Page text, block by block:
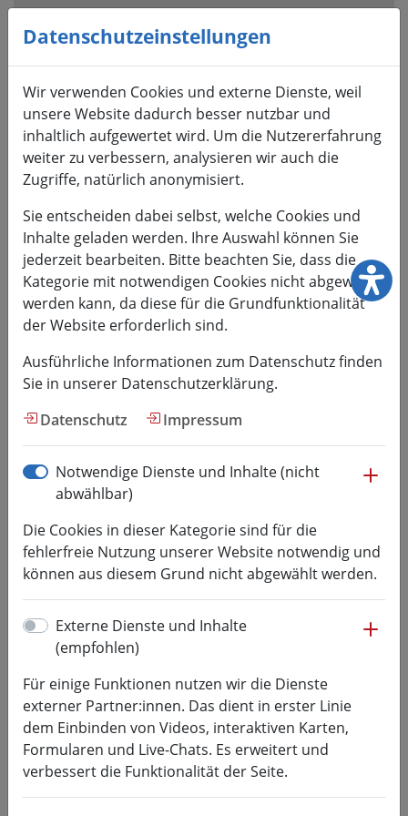
Visuelle
Assistenzsoftware
Tastatur
erreichbar
über
ALT
HSMW
Forschung
Transferstipendium ab
01.09.2019
08.07.2019
Forschung, Fördermittel / Wettbewerbe,
Forschungsprojekte, Innovative Hochschule
Ausschreibungsende: 30.07.2019
Im Rahmen der Förderinitiative„Innovative
Hochschule“ (Projekt „Smart University Grid
Saxony5")vergibt die Hochschule Mittweida mit Start
zum 01. September 2019ein Stipendium für die
Datenschutzeinstellungen
Wir verwenden Cookies und externe Dienste, weil
unsere Website dadurch besser nutzbar und
inhaltlich aufgewertet wird. Um die Nutzererfahrung
weiter zu verbessern, analysieren wir auch die
Zugriffe, natürlich anonymisiert.
Sie entscheiden dabei selbst, welche Cookies und
Inhalte geladen werden. Ihre Auswahl können Sie
jederzeit bearbeiten. Bitte beachten Sie, dass die
Kategorie mit notwendigen Cookies nicht abgewählt
werden kann, da diese für die Grundfunktionalität
der Website erforderlich sind.
Ausführliche Informationen zum Datenschutz finden
Sie in unserer Datenschutzerklärung.
Datenschutz
Impressum
Notwendige Dienste und Inhalte (nicht
abwählbar)
Die Cookies in dieser Kategorie sind für die
fehlerfreie Nutzung unserer Website notwendig und
können aus diesem Grund nicht abgewählt werden.
Externe Dienste und Inhalte
(empfohlen)
Für einige Funktionen nutzen wir die Dienste
externer Partner:innen. Das dient in erster Linie
dem Einbinden von Videos, interaktiven Karten,
Formularen und Live-Chats. Es erweitert und
verbessert die Funktionalität der Seite.